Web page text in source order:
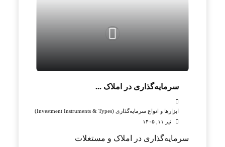
سرمایه‌گذاری در املاک ...
ابزارها و انواع سرمایه‌گذاری (Investment Instruments & Types)
تیر ۱۱, ۱۴۰۵
سرمایه‌گذاری در املاک و مستغلات